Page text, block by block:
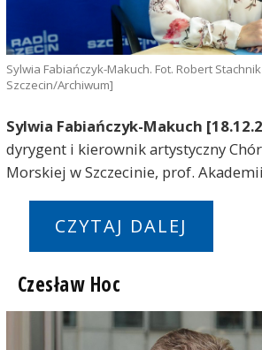
Sylwia Fabiańczyk-Makuch. Fot. Robert
Szczecin/Archiwum]
Sylwia Fabiańczyk-Makuch
dyrygent i kierownik artystyczny
Morskiej w Szczecinie, prof.
CZYTAJ DALEJ
Czesław Hoc